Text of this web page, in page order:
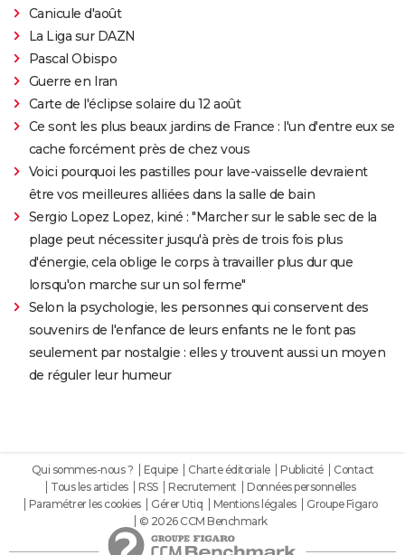
Canicule d'août
La Liga sur DAZN
Pascal Obispo
Guerre en Iran
Carte de l'éclipse solaire du 12 août
Ce sont les plus beaux jardins de France : l'un d'entre eux se
cache forcément près de chez vous
Voici pourquoi les pastilles pour lave-vaisselle devraient
être vos meilleures alliées dans la salle de bain
Sergio Lopez Lopez, kiné : "Marcher sur le sable sec de la
plage peut nécessiter jusqu'à près de trois fois plus
d'énergie, cela oblige le corps à travailler plus dur que
lorsqu'on marche sur un sol ferme"
Selon la psychologie, les personnes qui conservent des
souvenirs de l'enfance de leurs enfants ne le font pas
seulement par nostalgie : elles y trouvent aussi un moyen
de réguler leur humeur
Qui sommes-nous ? Equipe Charte éditoriale Publicité
Contact
Tous les articles
RSS Recrutement
Données personnelles
Paramétrer les cookies
Gérer Utiq Mentions légales
Groupe Figaro
© 2026 CCM Benchmark